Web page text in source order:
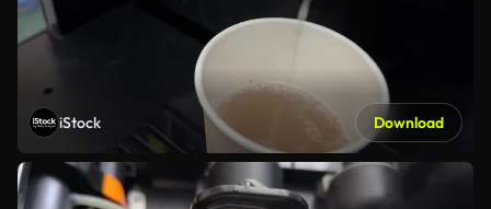
iStock Download